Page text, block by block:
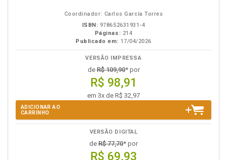
Coordinador: Carlos García Torres
ISBN: 978652631931-4
Páginas: 214
Publicado em: 17/04/2026
VERSÃO IMPRESSA
deR$ 109,90* por
R$ 98,91
em 3x de R$ 32,97
ADICIONAR AO
CARRINHO
VERSÃO DIGITAL
de R$ 77,70* por
R$ 69,93